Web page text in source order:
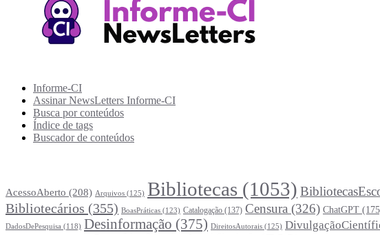
Informe-CI
Assinar NewsLetters Informe-CI
Busca por conteúdos
Índice de tags
Buscador de conteúdos
AcessoAberto (208) Arquivos (125) Bibliotecas (1053)
Bibliotecários (355) BoasPráticas (123) Catalogação (137) Censura (326) ChatGPT
DadosDePesquisa (118) Desinformação (375) DireitosAutorais (125)